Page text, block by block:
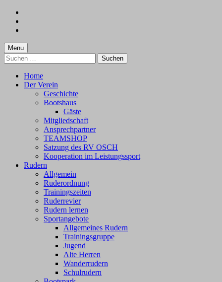
content
footer
Menu
Suchen
nach:
Home
Der Verein
Geschichte
Bootshaus
Gäste
Mitgliedschaft
Ansprechpartner
TEAMSHOP
Satzung des RV OSCH
Kooperation im Leistungssport
Rudern
Allgemein
Ruderordnung
Trainingszeiten
Ruderrevier
Rudern lernen
Sportangebote
Allgemeines Rudern
Trainingsgruppe
Jugend
Alte Herren
Wanderrudern
Schulrudern